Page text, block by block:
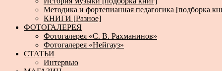
Методика и фортепианная педагогика [подборка
КНИГИ [Разное]
ФОТОГАЛЕРЕЯ
Фотогалерея «С. В. Рахманинов»
Фотогалерея «Нейгауз»
СТАТЬИ
Интервью